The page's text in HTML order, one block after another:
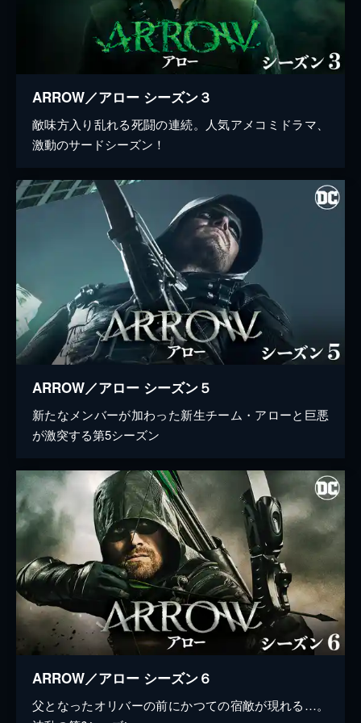
ARROW／アロー シーズン３
敵味方入り乱れる死闘の連続。人気アメコミドラマ、
激動のサードシーズン！
ARROW／アロー シーズン５
新たなメンバーが加わった新生チーム・アローと巨悪
が激突する第5シーズン
ARROW／アロー シーズン６
父となったオリバーの前にかつての宿敵が現れる…。